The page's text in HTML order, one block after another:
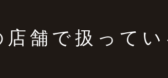
店舗で扱って